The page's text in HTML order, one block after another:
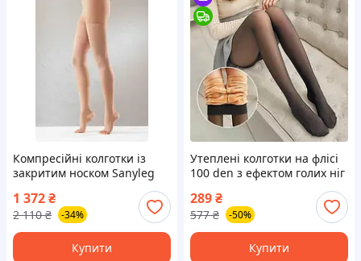
Компресійні колготки із
закритим носком Sanyleg
1 372₴
2 110 ₴ -34%
Купити
Утеплені колготки на флісі
100 den з ефектом голих ніг
для зимового комфорту та
стилю
289₴
577 ₴ -50%
Купити